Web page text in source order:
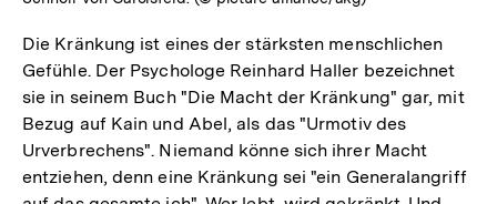
Die Kränkung ist eines der stärksten menschlichen
Gefühle. Der Psychologe Reinhard Haller bezeichnet
sie in seinem Buch "Die Macht der Kränkung" gar, mit
Bezug auf Kain und Abel, als das "Urmotiv des
Urverbrechens". Niemand könne sich ihrer Macht
entziehen, denn eine Kränkung sei "ein Generalangriff